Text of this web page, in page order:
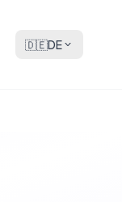
🇩🇪DE